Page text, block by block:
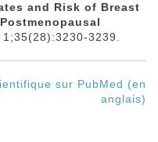
and Risk of Breast
3239.
sur PubMed (en
anglais)